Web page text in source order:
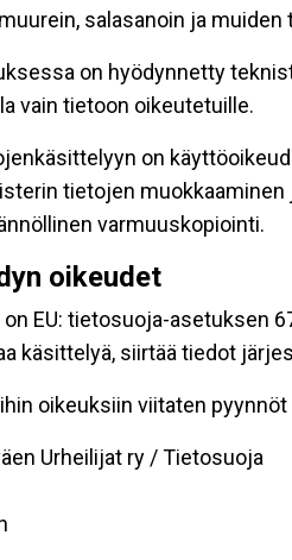
salasanoin ja
on hyödynnetty
vain tietoon oikeutetuille.
on
tietojen
varmuuskopiointi.
oikeudet
EU: tietosuoja-asetuksen
käsittelyä, siirtää tiedot
oikeuksiin viitaten
Urheilijat ry / Tietosuoja